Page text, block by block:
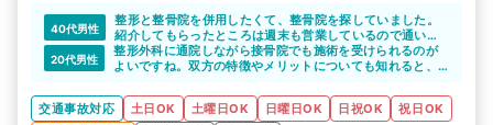
40代男性
整形と整骨院を併用したくて、整骨院を探していました。
紹介してもらったところは週末も営業しているので通い安
かったです。また、先生もきちんとこちらの話を聞いて、
説明もしっかりとしてもらえたので、安心して通院するこ
20代男性
整形外科に通院しながら接骨院でも施術を受けられるのが
よいですね。双方の特徴やメリットについても知れると、
交通事故対応
土日OK 土曜日OK 日曜日OK 日祝OK
祝日OK